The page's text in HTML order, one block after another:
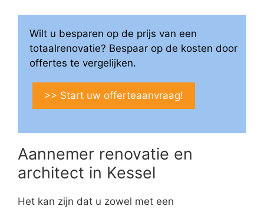
Wilt u besparen op de prijs van een
totaalrenovatie? Bespaar op de kosten door
offertes te vergelijken.
>> Start uw offerteaanvraag!
Aannemer renovatie en
architect in Kessel
Het kan zijn dat u zowel met een